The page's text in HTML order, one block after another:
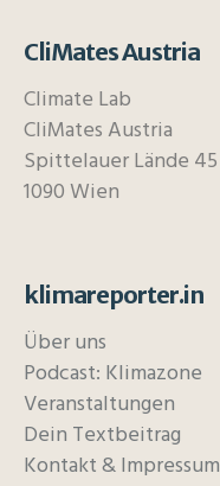
CliMates Austria
Climate Lab
CliMates Austria
Spittelauer Lände 45
1090 Wien
klimareporter.in
Über uns
Podcast: Klimazone
Veranstaltungen
Dein Textbeitrag
Kontakt & Impressum